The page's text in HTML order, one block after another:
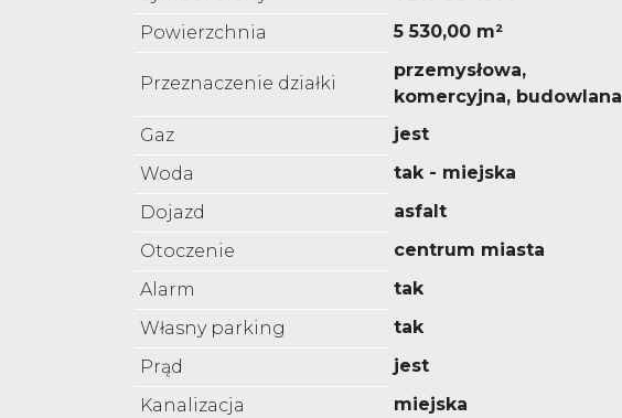
Powierzchnia
5 530,00 m²
Przeznaczenie działki
przemysłowa,
komercyjna, budowlana
Gaz
jest
Woda
tak - miejska
Dojazd
asfalt
Otoczenie
centrum miasta
Alarm
tak
Własny parking
tak
Prąd
jest
Kanalizacja
miejska